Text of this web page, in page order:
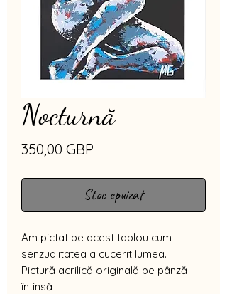
Nocturnă
350,00 GBP
Stoc epuizat
Am pictat pe acest tablou cum
senzualitatea a cucerit lumea.
Pictură acrilică originală pe pânză
întinsă